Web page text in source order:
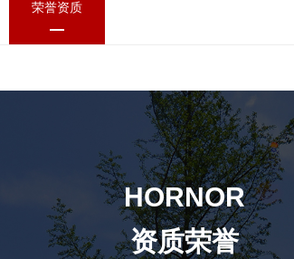
荣誉资质
HORNOR
资质荣誉